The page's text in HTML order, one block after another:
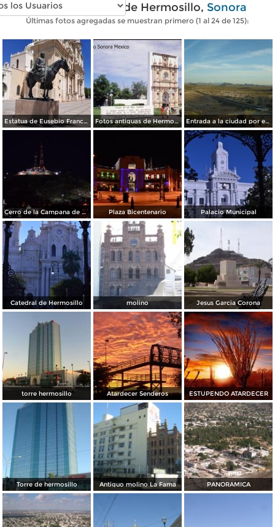
Fotos modernas de Hermosillo, Sonora
Últimas fotos agregadas se muestran primero (1 al 24 de 125):
Estatua de Eusebio Francisco Kino Fotos antiguas de Hermosillo Entrada a la ciudad por el sur
Cerro de la Campana de Noche Plaza Bicentenario Palacio Municipal
Catedral de Hermosillo molino Jesus Garcia Corona
torre hermosillo Atardecer Senderos ESTUPENDO ATARDECER
Torre de hermosillo Antiguo molino La Fama PANORAMICA